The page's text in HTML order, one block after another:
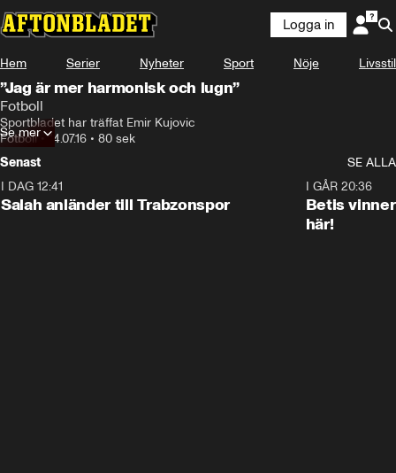
Logga in
Hem Serier Nyheter Sport Nöje Livsstil
”Jag är mer harmonisk och lugn”
Fotboll
Sportbladet har träffat Emir Kujovic
Fotboll•14.07.16 • 80 sek
Se mer
Senast
SE ALLA
I DAG 12:41
Salah anländer till Trabzonspor
I GÅR 20:36
Betis
här!